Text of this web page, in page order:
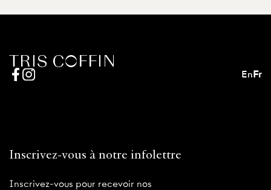
En Fr
Inscrivez-vous à notre infolettre
Inscrivez-vous pour recevoir nos